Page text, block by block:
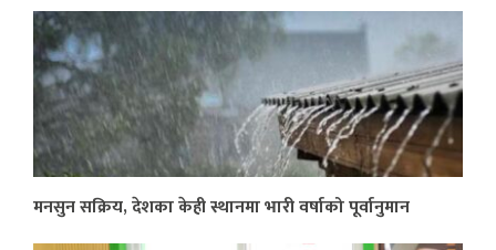
मनसुन सक्रिय, देशका केही स्थानमा भारी वर्षाको पूर्वानुमान